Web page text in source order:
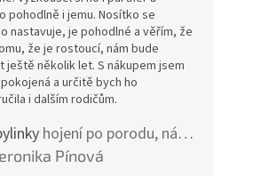
pohodlně i jemu. Nosítko se
nastavuje, je pohodlné a věřím, že
že je rostoucí, nám bude
ještě několik let. S nákupem jsem
a určitě bych ho
i dalším rodičům.
hojení po porodu, nástřih a jizvy
produktu je 5 z 5 hvězdiček.
Pínová